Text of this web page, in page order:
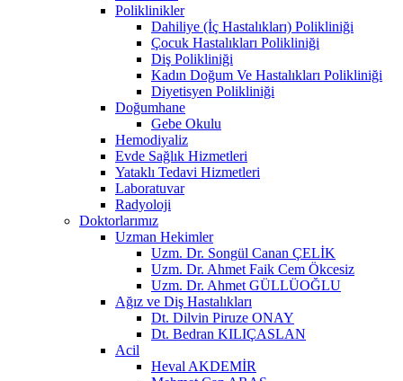
Poliklinikler
Dahiliye (İç Hastalıkları) Polikliniği
Çocuk Hastalıkları Polikliniği
Diş Polikliniği
Kadın Doğum Ve Hastalıkları Polikliniği
Diyetisyen Polikliniği
Doğumhane
Gebe Okulu
Hemodiyaliz
Evde Sağlık Hizmetleri
Yataklı Tedavi Hizmetleri
Laboratuvar
Radyoloji
Doktorlarımız
Uzman Hekimler
Uzm. Dr. Songül Canan ÇELİK
Uzm. Dr. Ahmet Faik Cem Ökcesiz
Uzm. Dr. Ahmet GÜLLÜOĞLU
Ağız ve Diş Hastalıkları
Dt. Dilvin Piruze ONAY
Dt. Bedran KILIÇASLAN
Acil
Heval AKDEMİR